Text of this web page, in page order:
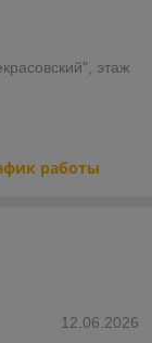
этаж
работы
12.06.2026